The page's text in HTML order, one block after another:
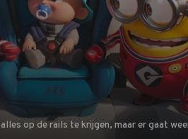
op de rails te krijgen, maar er gaat